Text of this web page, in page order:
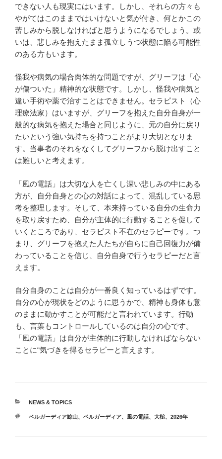
できない人も現実にはいます。しかし、それらの方々も
やがてはこのままではいけないと気が付き、何とかこの
苦しみから脱しなければと思うようになるでしょう。或
いは、悲しみを抱えたまま孤立しうつ状態に陥る可能性
のある方もいます。
怪我や病気の場合肉体的な問題ですが、グリーフは「心
が傷ついた」精神的な状態です。しかし、怪我や病気と
違い手術や薬で治すことはできません。セラピスト（心
理療法家）はいますが、グリーフを抱えた自分自身が一
般的な病気を抱えた場合と同じように、元の自分に戻り
たいという強い気持ちを持つことがより大切となりま
す。当事者のそれをなくしてグリーフから脱け出すこと
は難しいと考えます。
「風の電話」は大切な人を亡くし深い悲しみの中にある
方が、自分自身との心の対話によって、混乱している思
考を整理します。そして、本来持っている自分の生命力
を取り戻すため、自分が主体的に行動することを促して
いくところであり、セラピスト不在のセラピーです。つ
まり、グリーフを抱えた人たちが自らに自己回復力が備
わっていることを信じ、自分自身で行うセラピーだと言
えます。
自分自身のことは自分が一番良く知っているはずです。
自分の心が現状をどのように思うかで、精神も身体も意
のままに動かすことが可能だと言われています。行動
も、言葉もコントロールしているのは自分の心です。
「風の電話」は自分が主体的に行動しなければならない
ことに“気づきを得るセラピーと言えます。
カ
ゴ
NEWS & TOPICS
タ
ベルガーディア鯨山、 ベルガーディア、 風の電話、 大槌、 2026年